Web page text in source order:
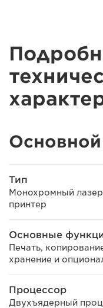
Тип
Монохромный
принтер
Основные
Печать,
хранение и
Процессор
Двухъядерный